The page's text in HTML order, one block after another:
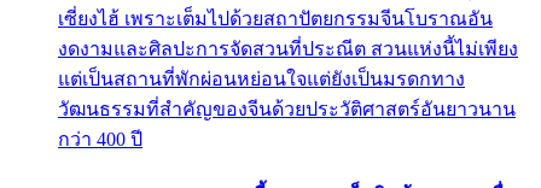
เซี่ยงไฮ้ เพราะเต็มไปด้วยสถาปัตยกรรมจีนโบราณอัน
งดงามและศิลปะการจัดสวนที่ประณีต สวนแห่งนี้ไม่เพียง
แต่เป็นสถานที่พักผ่อนหย่อนใจแต่ยังเป็นมรดกทาง
วัฒนธรรมที่สำคัญของจีนด้วยประวัติศาสตร์อันยาวนาน
กว่า 400 ปี